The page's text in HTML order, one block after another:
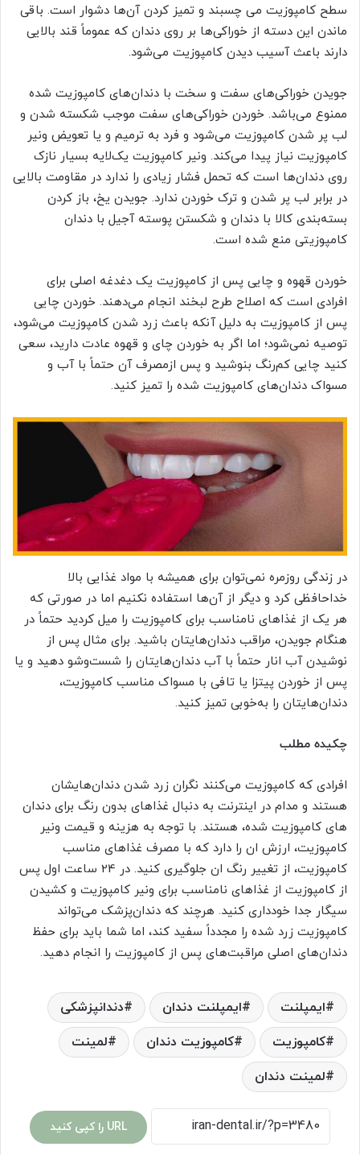
سطح کامپوزیت می چسبند و تمیز کردن آن‌ها دشوار است. باقی
ماندن این دسته از خوراکی‌ها بر روی دندان که عموماً قند بالایی
دارند باعث آسیب دیدن کامپوزیت می‌شود.
جویدن خوراکی‌های سفت و سخت با دندان‌های کامپوزیت شده
ممنوع می‌باشد. خوردن خوراکی‌های سفت موجب شکسته شدن و
لب پر شدن کامپوزیت می‌شود و فرد به ترمیم و یا تعویض ونیر
کامپوزیت نیاز پیدا می‌کند. ونیر کامپوزیت یک‌لایه بسیار نازک
روی دندان‌ها است که تحمل فشار زیادی را ندارد در مقاومت بالایی
در برابر لب پر شدن و ترک خوردن ندارد. جویدن یخ، باز کردن
بسته‌بندی کالا با دندان و شکستن پوسته آجیل با دندان
کامپوزیتی منع شده است.
خوردن قهوه و چایی پس از کامپوزیت یک دغدغه اصلی برای
افرادی است که اصلاح طرح لبخند انجام می‌دهند. خوردن چایی
پس از کامپوزیت به دلیل آنکه باعث زرد شدن کامپوزیت می‌شود،
توصیه نمی‌شود؛ اما اگر به خوردن چای و قهوه عادت دارید، سعی
کنید چایی کم‌رنگ بنوشید و پس ازمصرف آن حتماً با آب و
مسواک دندان‌های کامپوزیت شده را تمیز کنید.
در زندگی روزمره نمی‌توان برای همیشه با مواد غذایی بالا
خداحافظی کرد و دیگر از آن‌ها استفاده نکنیم اما در صورتی‌ که
هر یک از غذاهای نامناسب برای کامپوزیت را میل کردید حتماً در
هنگام جویدن، مراقب دندان‌هایتان باشید. برای مثال پس از
نوشیدن آب انار حتماً با آب دندان‌هایتان را شست‌وشو دهید و یا
پس از خوردن پیتزا یا تافی با مسواک مناسب کامپوزیت،
دندان‌هایتان را به‌خوبی تمیز کنید.
چکیده مطلب
افرادی که کامپوزیت می‌کنند نگران زرد شدن دندان‌هایشان
هستند و مدام در اینترنت به دنبال غذاهای بدون رنگ برای دندان
های کامپوزیت شده، هستند. با توجه به هزینه و قیمت ونیر
کامپوزیت، ارزش ان را دارد که با مصرف غذاهای مناسب
کامپوزیت، از تغییر رنگ ان جلوگیری کنید. در 24 ساعت اول پس
از کامپوزیت از غذاهای نامناسب برای ونیر کامپوزیت و کشیدن
سیگار جدا خودداری کنید. هرچند که دندان‌پزشک می‌تواند
کامپوزیت زرد شده را مجدداً سفید کند، اما شما باید برای حفظ
دندان‌های اصلی مراقبت‌های پس از کامپوزیت را انجام دهید.
ایمپلنت ایمپلنت دندان
دندانپزشکی
کامپوزیت
کامپوزیت دندان
لمینت
لمینت دندان
URL را کپی کنید